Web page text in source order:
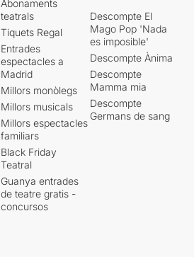
Abonaments
teatrals
Tiquets Regal
Entrades
espectacles a
Madrid
Millors monòlegs
Millors musicals
Millors espectacles
familiars
Black Friday
Teatral
Guanya entrades
de teatre gratis -
concursos
Descompte El
Mago Pop 'Nada
es imposible'
Descompte Ànima
Descompte
Mamma mia
Descompte
Germans de sang